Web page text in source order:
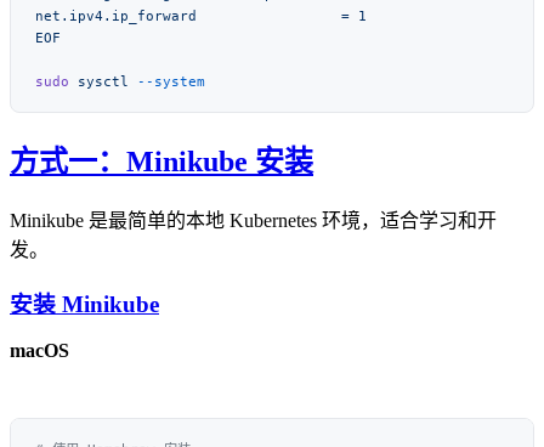
sudo sysctl
方式一：Minikube 安装
Minikube 是最简单的本地 Kubernetes 环境，适合学习和开
发。
安装 Minikube
macOS